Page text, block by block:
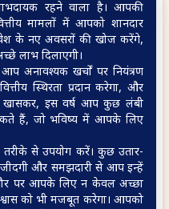
रहने वाला है। आपकी
मामलों में आपको शानदार
के नए अवसरों की खोज करेंगे,
लाभ दिलाएगी।
अनावश्यक खर्चों पर नियंत्रण
स्थिरता प्रदान करेगा, और
खासकर, इस वर्ष आप कुछ लंबी
हैं, जो भविष्य में आपके लिए
से उपयोग करें। कुछ उतार-
और समझदारी से आप इन्हें
पर आपके लिए न केवल अच्छा
को भी मजबूत करेगा। आपको